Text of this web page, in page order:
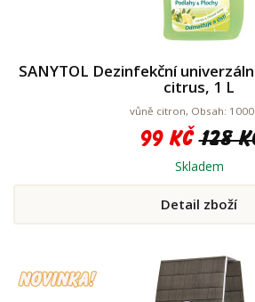
SANYTOL Dezinfekční
citrus, 1 L
vůně citron, Obsah:
99 Kč 128
Skladem
Detail zboží